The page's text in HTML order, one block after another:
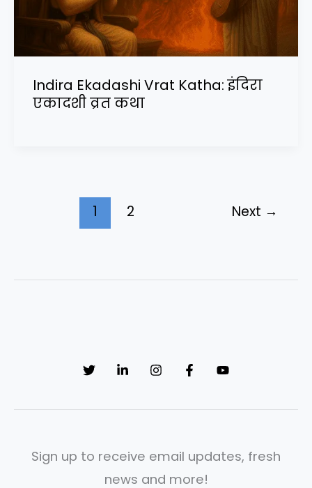
Indira Ekadashi Vrat Katha: इंदिरा
एकादशी व्रत कथा
1 2 Next →
Sign up to receive email updates, fresh
news and more!